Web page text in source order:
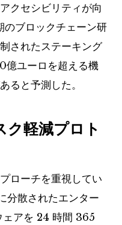
クセシビリティが向
ブロックチェーン研
されたステーキング
億ユーロを超える機
ると予測した。
ク軽減プロト
ローチを重視してい
分散されたエンター
ェアを 24 時間 365